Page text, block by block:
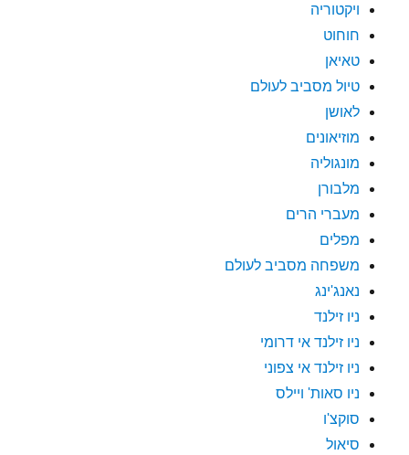
ויקטוריה
חוחוט
טאיאן
טיול מסביב לעולם
לאושן
מוזיאונים
מונגוליה
מלבורן
מעברי הרים
מפלים
משפחה מסביב לעולם
נאנג'ינג
ניו זילנד
ניו זילנד אי דרומי
ניו זילנד אי צפוני
ניו סאות' ויילס
סוקצ'ו
סיאול